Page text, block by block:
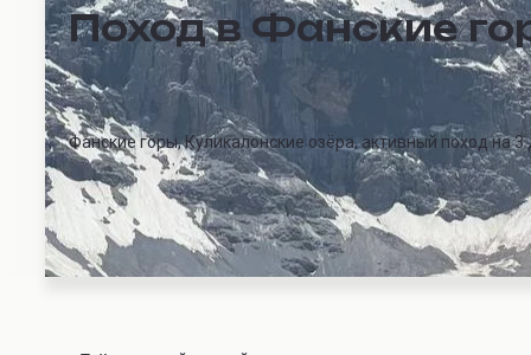
Поход в Фанские
Фанские горы, Куликалонские озёра, активный поход на